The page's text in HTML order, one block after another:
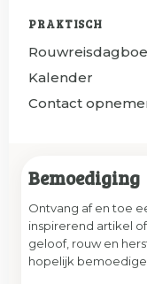
PRAKTISCH
Kalender
Contact
Bemoediging
Ontvang af en toe
inspirerend artikel
geloof, rouw en
hopelijk